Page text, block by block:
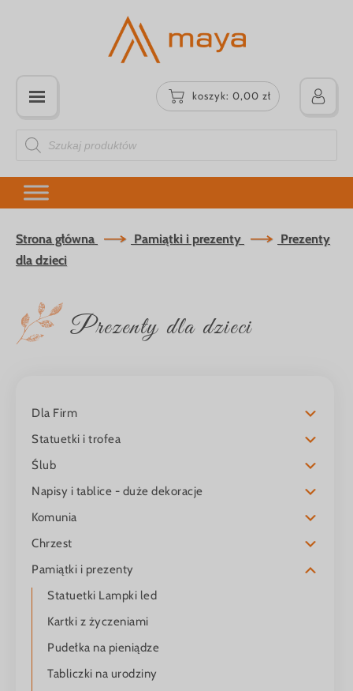
Wyszukiwarka
produktów
koszyk: 0,00 zł
Strona główna Pamiątki i prezenty
Prezenty
dla dzieci
Prezenty dla dzieci
Dla Firm
Statuetki i trofea
Ślub
Napisy i tablice - duże dekoracje
Komunia
Chrzest
Pamiątki i prezenty
Statuetki Lampki led
Kartki z życzeniami
Pudełka na pieniądze
Tabliczki na urodziny